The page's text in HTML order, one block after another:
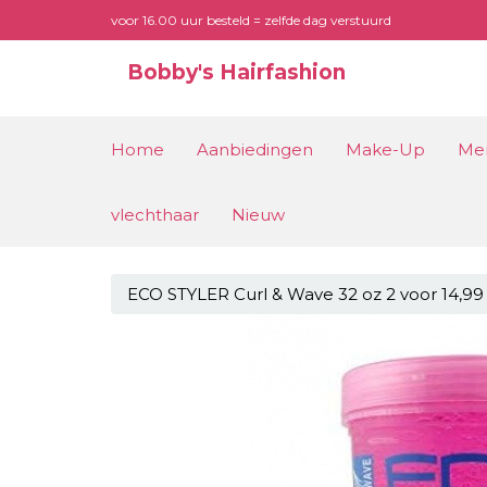
voor 16.00 uur besteld = zelfde dag verstuurd
Bobby's Hairfashion
Home Aanbiedingen Make-Up
vlechthaar Nieuw
ECO STYLER Curl & Wave 32 oz 2 voor 14,99